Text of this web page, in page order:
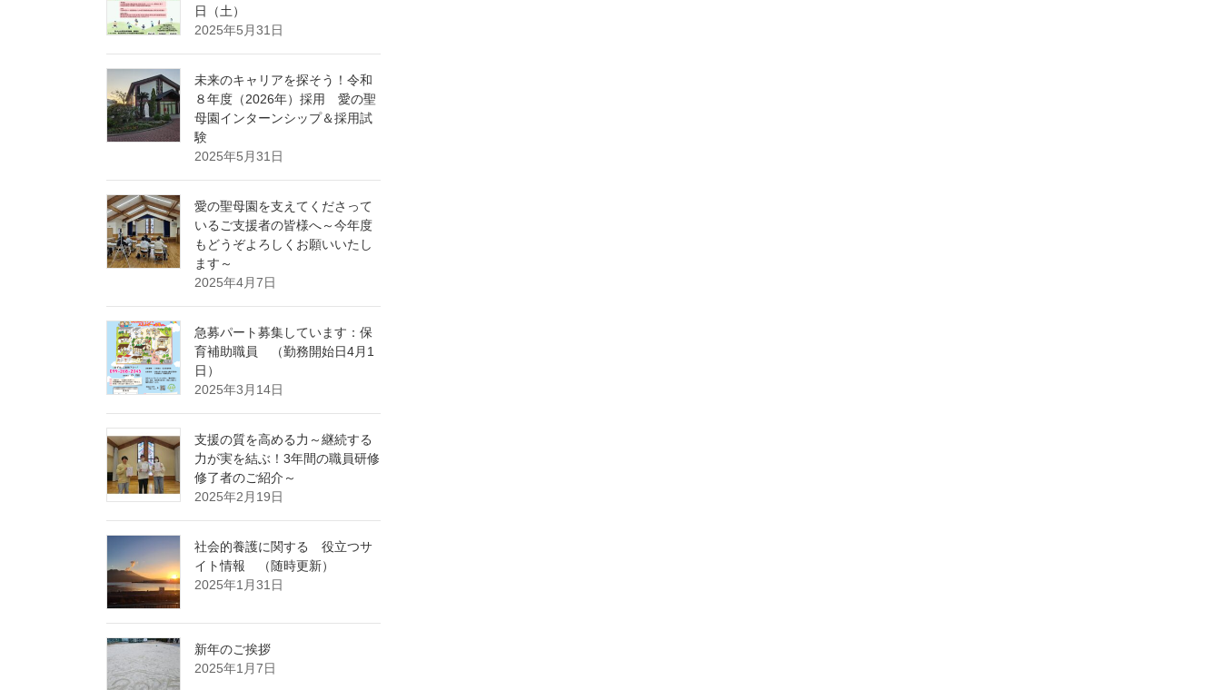
日（土）
2025年5月31日
未来のキャリアを探そう！令和
８年度（2026年）採用 愛の聖
母園インターンシップ＆採用試
験
2025年5月31日
愛の聖母園を支えてくださって
いるご支援者の皆様へ～今年度
もどうぞよろしくお願いいたし
ます～
2025年4月7日
急募パート募集しています：保
育補助職員 （勤務開始日4月1
日）
2025年3月14日
支援の質を高める力～継続する
力が実を結ぶ！3年間の職員研修
修了者のご紹介～
2025年2月19日
社会的養護に関する 役立つサ
イト情報 （随時更新）
2025年1月31日
新年のご挨拶
2025年1月7日